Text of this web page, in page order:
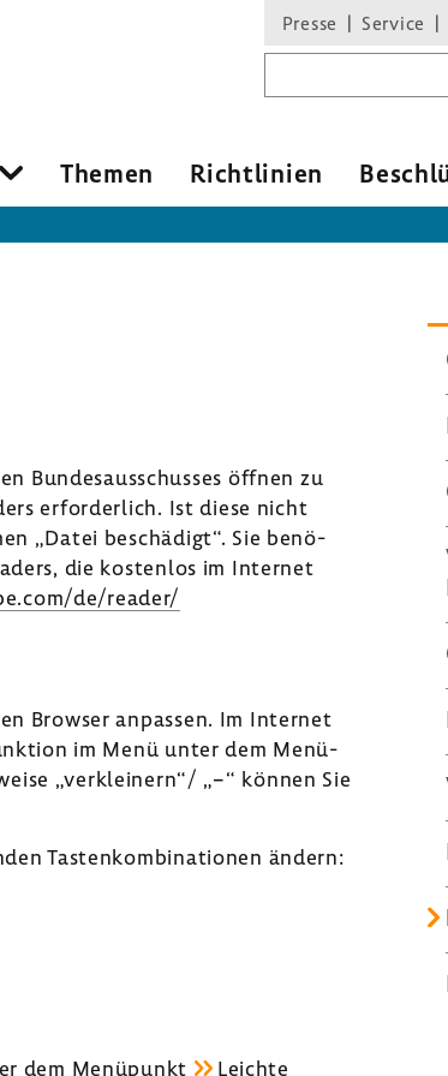
Presse Service
Themen Richt­li­nien
Bundes­aus­schusses öffnen zu
erfor­der­lich. Ist diese nicht
„Datei beschä­digt“. Sie benö­
die kostenlos im Internet
de/reader/
Browser anpassen. Im Internet
im Menü unter dem Menü­
„verklei­nern“/ „−“ können Sie
Tasten­kom­bi­na­tionen ändern:
dem Menü­punkt Leichte